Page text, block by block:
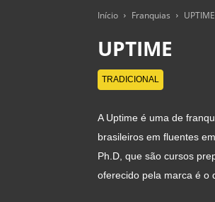
Início Franquias UPTIME
UPTIME
TRADICIONAL
A Uptime é uma de
brasileiros em fluentes
Ph.D, que são cursos
oferecido pela marca é o